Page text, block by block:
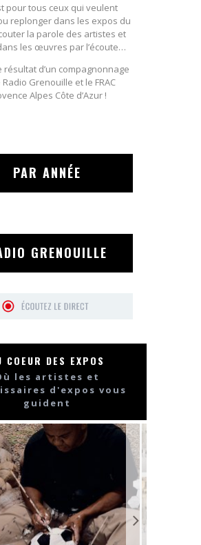
pour tous ceux qui veulent
replonger dans les expos du
la parole des artistes et
les œuvres par l’écoute…
résultat d’un compagnonnage
Grenouille et le FRAC
Alpes Côte d’Azur !
PAR ANNÉE
GRENOUILLE
COEUR DES EXPOS
les artistes et
d'expos vous
guident